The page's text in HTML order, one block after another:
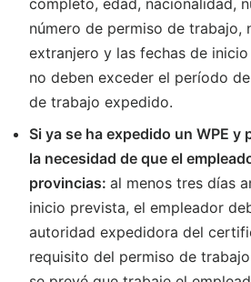
completo, edad, nacionalidad,
número de permiso de trabajo,
extranjero y las fechas de
no deben exceder el período
de trabajo expedido.
Si ya se ha expedido un WPE
la necesidad de que el
provincias: al menos tres días
inicio prevista, el empleador
autoridad expedidora del
requisito del permiso de